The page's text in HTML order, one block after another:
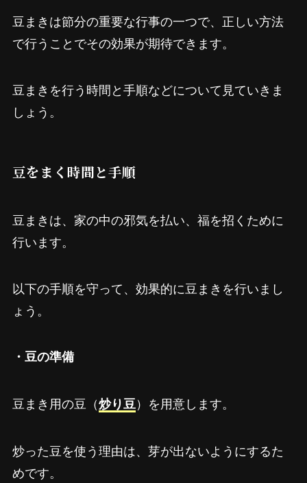
豆まきは節分の重要な行事の一つで、正しい方法
で行うことでその効果が期待できます。
豆まきを行う時間と手順などについて見ていきま
しょう。
豆をまく時間と手順
豆まきは、家の中の邪気を払い、福を招くために
行います。
以下の手順を守って、効果的に豆まきを行いまし
ょう。
・豆の準備
豆まき用の豆（炒り豆）を用意します。
炒った豆を使う理由は、芽が出ないようにするた
めです。